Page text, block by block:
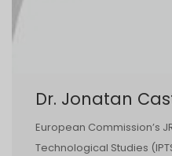
Dr. Jonatan
European Commission’s
Technological Studies